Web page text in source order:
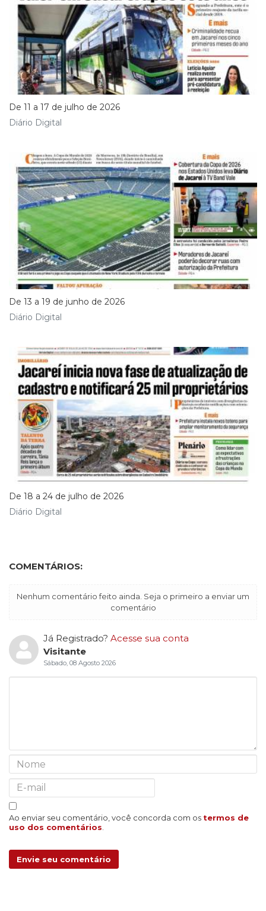
De 11 a 17 de julho de 2026
Diário Digital
De 13 a 19 de junho de 2026
Diário Digital
De 18 a 24 de julho de 2026
Diário Digital
COMENTÁRIOS:
Nenhum comentário feito ainda. Seja o primeiro a enviar um
comentário
Já Registrado? Acesse sua conta
Visitante
Sábado, 08 Agosto 2026
Ao enviar seu comentário, você concorda com os termos de
uso dos comentários.
Envie seu comentário